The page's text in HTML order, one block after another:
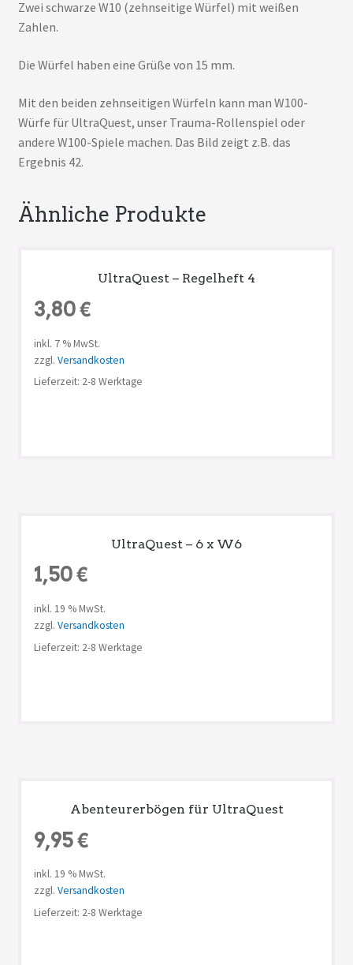
Zwei schwarze W10 (zehnseitige Würfel) mit weißen
Zahlen.
Die Würfel haben eine Grüße von 15 mm.
Mit den beiden zehnseitigen Würfeln kann man W100-
Würfe für UltraQuest, unser Trauma-Rollenspiel oder
andere W100-Spiele machen. Das Bild zeigt z.B. das
Ergebnis 42.
Ähnliche Produkte
UltraQuest – Regelheft 4
3,80€
inkl. 7 % MwSt.
zzgl. Versandkosten
Lieferzeit: 2-8 Werktage
UltraQuest – 6 x W6
1,50€
inkl. 19 % MwSt.
zzgl. Versandkosten
Lieferzeit: 2-8 Werktage
Abenteurerbögen für UltraQuest
9,95€
inkl. 19 % MwSt.
zzgl. Versandkosten
Lieferzeit: 2-8 Werktage